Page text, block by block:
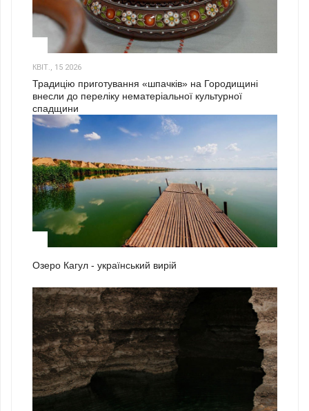
КВІТ., 15 2026
Традицію приготування «шпачків» на Городищині
внесли до переліку нематеріальної культурної
спадщини
Озеро Кагул - український вирій